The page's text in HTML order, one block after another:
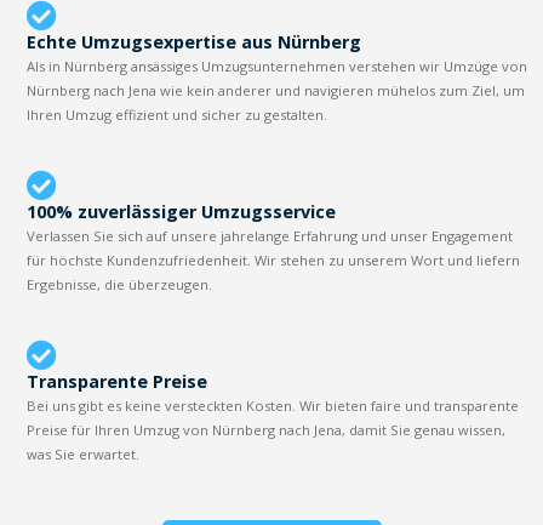
Echte Umzugsexpertise aus Nürnberg
Als in Nürnberg ansässiges Umzugsunternehmen verstehen wir Umzüge von
Nürnberg nach Jena wie kein anderer und navigieren mühelos zum Ziel, um
Ihren Umzug effizient und sicher zu gestalten.
100% zuverlässiger Umzugsservice
Verlassen Sie sich auf unsere jahrelange Erfahrung und unser Engagement
für höchste Kundenzufriedenheit. Wir stehen zu unserem Wort und liefern
Ergebnisse, die überzeugen.
Transparente Preise
Bei uns gibt es keine versteckten Kosten. Wir bieten faire und transparente
Preise für Ihren Umzug von Nürnberg nach Jena, damit Sie genau wissen,
was Sie erwartet.